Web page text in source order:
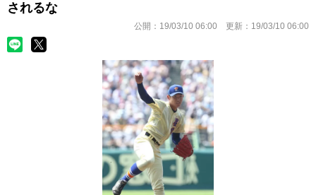
されるな
公開： 19/03/10 06:00 更新： 19/03/10 06:00